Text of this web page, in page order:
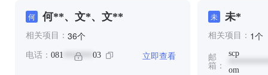
何 何**、文*、文**
相关项目： 36个
电话： 081 ******* 03 立即查看
未 未*
相关项目： 1个
邮
箱：
scp
om